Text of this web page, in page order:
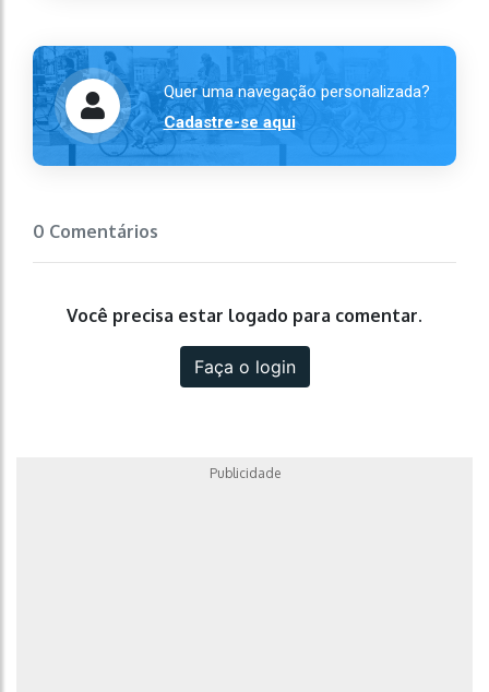
Quer uma navegação personalizada?
Cadastre-se aqui
0 Comentários
Você precisa estar logado para comentar.
Faça o login
Publicidade